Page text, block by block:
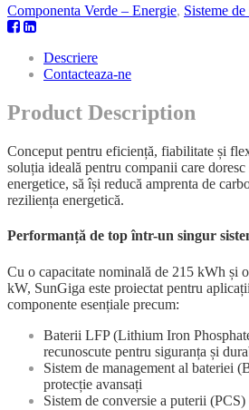
Componenta Verde – Energie, Sisteme
Descriere
Contacteaza-ne
Product Description
Conceput pentru eficiență, fiabilitate și
soluția ideală pentru companii care
energetice, să își reducă amprenta de
reziliența energetică.
Performanță de top într-un singur
Cu o capacitate nominală de 215 kWh și
kW, SunGiga este proiectat pentru
componente esențiale precum:
Baterii LFP (Lithium Iron
recunoscute pentru siguranța și
Sistem de management al bateriei
protecție avansați
Sistem de conversie a puterii